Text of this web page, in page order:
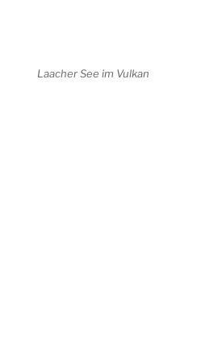
Laacher See im Vulkan